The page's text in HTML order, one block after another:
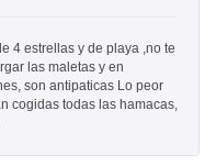
4 estrellas y de playa ,no te
las maletas y en
son antipaticas Lo peor
cogidas todas las hamacas,